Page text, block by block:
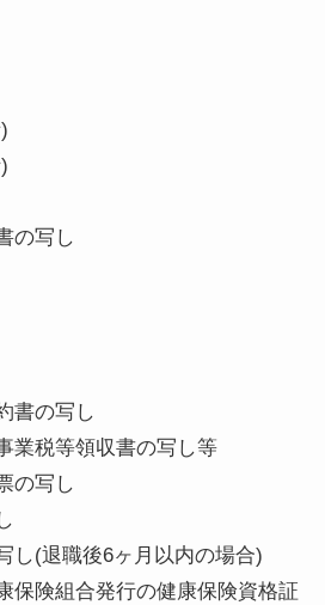
の写し
書の写し
業税等領収書の写し等
の写し
し(退職後6ヶ月以内の場合)
保険組合発行の健康保険資格証